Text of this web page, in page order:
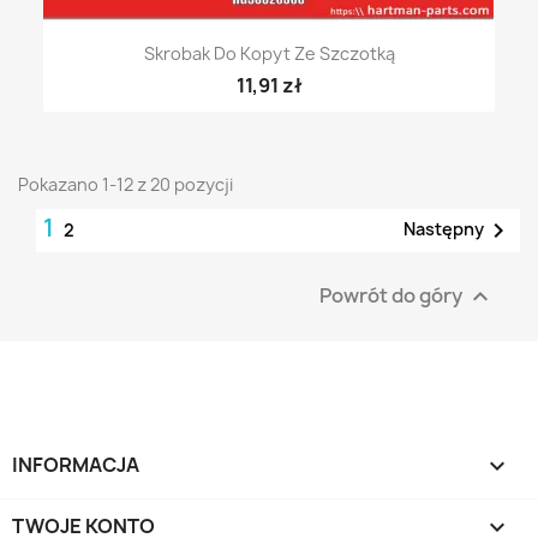
Skrobak Do Kopyt Ze Szczotką
11,91 zł
Pokazano 1-12 z 20 pozycji
1 2 Następny 
Powrót do góry 
INFORMACJA 
TWOJE KONTO 